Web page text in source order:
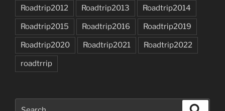
Roadtrip2012 Roadtrip2013 Roadtrip2014
Roadtrip2015 Roadtrip2016 Roadtrip2019
Roadtrip2020 Roadtrip2021 Roadtrip2022
roadtrrip